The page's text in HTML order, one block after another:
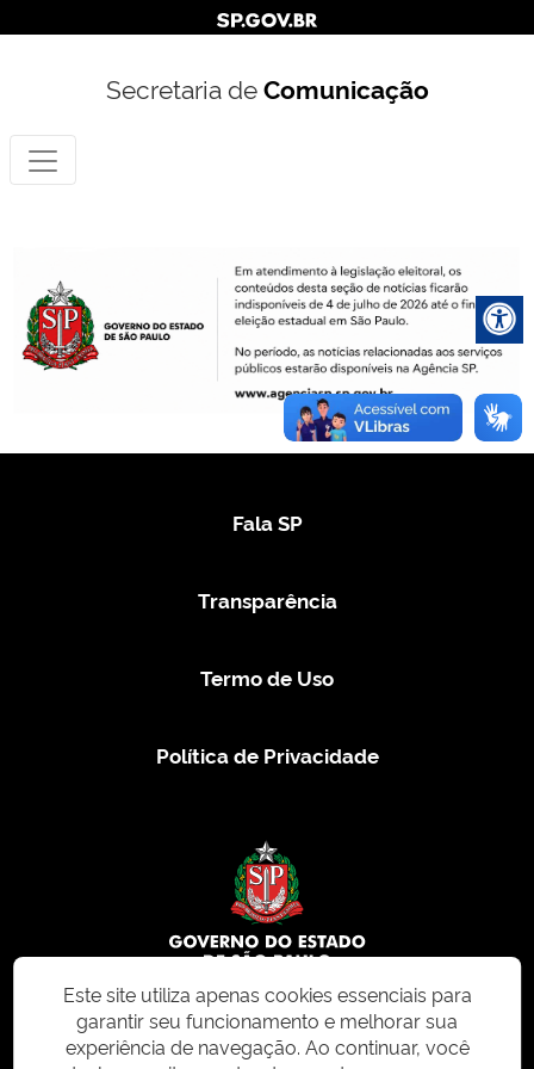
Secretaria deComunicação
Fala SP
Transparência
Termo de Uso
Política de Privacidade
© 2026 CMS.SP.GOV.BR. Todos os direitos reservados.
Este site utiliza apenas cookies essenciais para
garantir seu funcionamento e melhorar sua
experiência de navegação. Ao continuar, você